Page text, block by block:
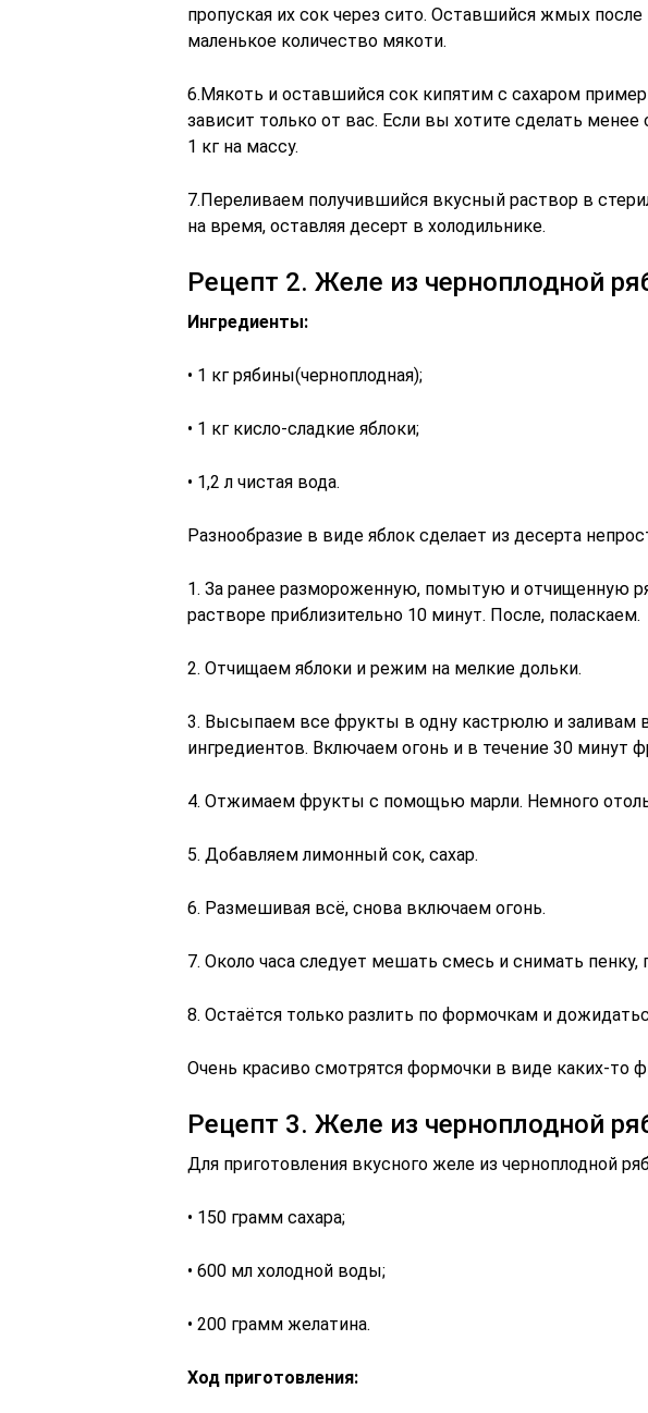
пропуская их сок через сито. Оставшийся жмых
маленькое количество мякоти.
6.Мякоть и оставшийся сок кипятим с сахаром
зависит только от вас. Если вы хотите сделать
1 кг на массу.
7.Переливаем получившийся вкусный раствор в
на время, оставляя десерт в холодильнике.
Рецепт 2. Желе из черноплодной
Ингредиенты:
• 1 кг рябины(черноплодная);
• 1 кг кисло-сладкие яблоки;
• 1,2 л чистая вода.
Разнообразие в виде яблок сделает из десерта
1. За ранее размороженную, помытую и отчищенную
растворе приблизительно 10 минут. После, поласкаем.
2. Отчищаем яблоки и режим на мелкие дольки.
3. Высыпаем все фрукты в одну кастрюлю и заливам
ингредиентов. Включаем огонь и в течение 30 минут
4. Отжимаем фрукты с помощью марли. Немного
5. Добавляем лимонный сок, сахар.
6. Размешивая всё, снова включаем огонь.
7. Около часа следует мешать смесь и снимать пенку,
8. Остаётся только разлить по формочкам и
Очень красиво смотрятся формочки в виде каких-то
Рецепт 3. Желе из черноплодной
Для приготовления вкусного желе из черноплодной
• 150 грамм сахара;
• 600 мл холодной воды;
• 200 грамм желатина.
Ход приготовления: